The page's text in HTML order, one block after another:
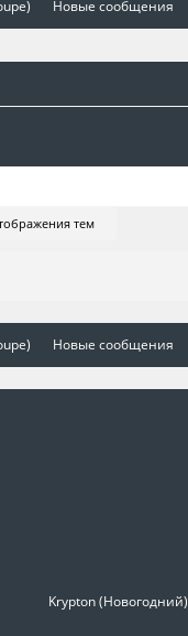
Новые сообщения
тем
Новые сообщения
Krypton (Новогодний)